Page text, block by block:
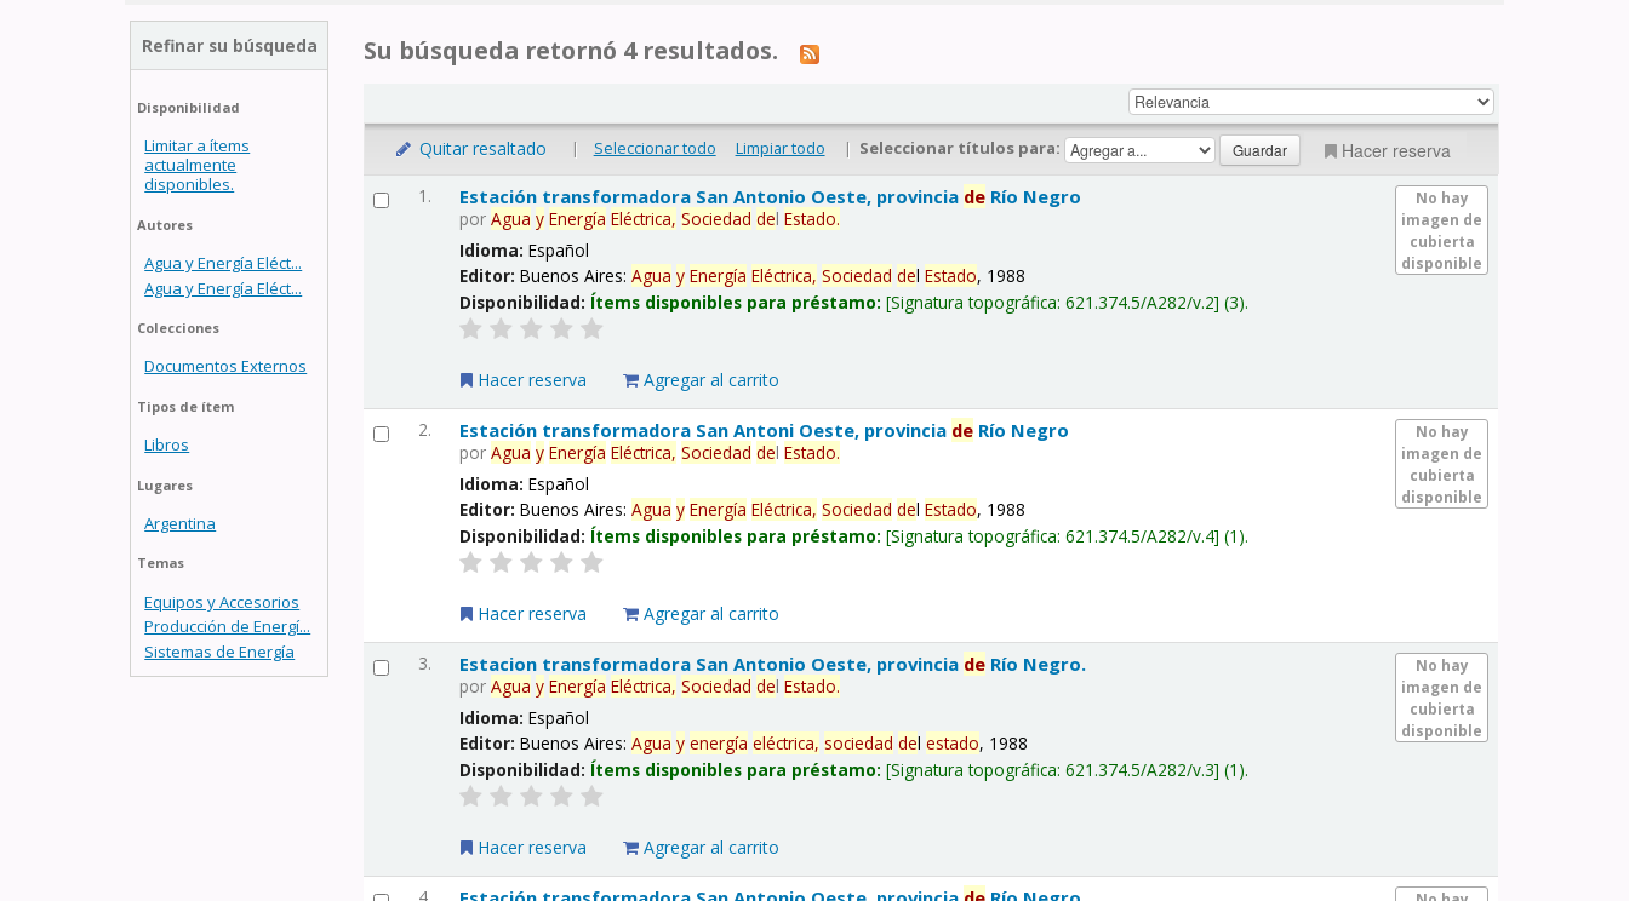
Refinar su búsqueda
Disponibilidad
Limitar a ítems
actualmente
disponibles.
Autores
Agua y Energía Eléct...
Agua y Energía Eléct...
Colecciones
Documentos Externos
Tipos de ítem
Libros
Lugares
Argentina
Temas
Equipos y Accesorios
Producción de Energí...
Sistemas de Energía
Su búsqueda retornó 4 resultados.
Quitar resaltado | Seleccionar todo Limpiar todo | Seleccionar títulos para: Hacer reserva
1.
No hay
imagen de
cubierta
disponible
Estación transformadora San Antonio Oeste, provincia de Río Negro
porAgua y Energía Eléctrica, Sociedad delEstado.
Idioma:Español
Editor:Buenos Aires:Agua y Energía Eléctrica, Sociedad delEstado, 1988
Disponibilidad: Ítems disponibles para préstamo: Signatura topográfica:621.374.5/A282/v.2 (3).
Hacer reserva Agregar al carrito
2.
No hay
imagen de
cubierta
disponible
Estación transformadora San Antoni Oeste, provincia de Río Negro
porAgua y Energía Eléctrica, Sociedad delEstado.
Idioma:Español
Editor:Buenos Aires:Agua y Energía Eléctrica, Sociedad delEstado, 1988
Disponibilidad: Ítems disponibles para préstamo: Signatura topográfica:621.374.5/A282/v.4 (1).
Hacer reserva Agregar al carrito
3.
No hay
imagen de
cubierta
disponible
Estacion transformadora San Antonio Oeste, provincia de Río Negro.
porAgua y Energía Eléctrica, Sociedad delEstado.
Idioma:Español
Editor:Buenos Aires:Agua y energía eléctrica, sociedad delestado, 1988
Disponibilidad: Ítems disponibles para préstamo: Signatura topográfica:621.374.5/A282/v.3 (1).
Hacer reserva Agregar al carrito
4.